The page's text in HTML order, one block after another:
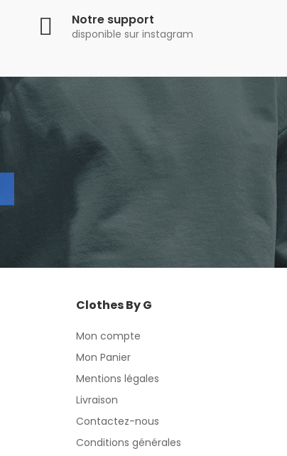
Notre support
disponible sur instagram
Clothes By G
Mon compte
Mon Panier
Mentions légales
Livraison
Contactez-nous
Conditions générales